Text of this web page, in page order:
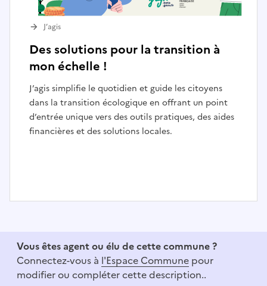
Des solutions pour la transition à
mon échelle !
J’agis simplifie le quotidien et guide les citoyens
dans la transition écologique en offrant un point
d’entrée unique vers des outils pratiques, des aides
financières et des solutions locales.
J’agis
Vous êtes agent ou élu de cette commune ?
Connectez-vous à l'Espace Commune pour
modifier ou compléter cette description..